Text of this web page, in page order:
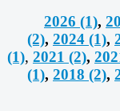
2026 (1),
(2), 2024 (1),
(1), 2021 (2),
(1), 2018 (2),